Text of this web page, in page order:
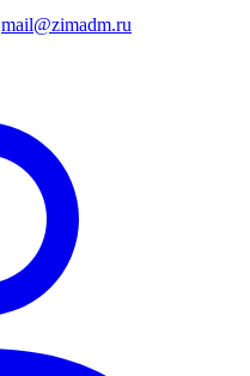
mail@zimadm.ru